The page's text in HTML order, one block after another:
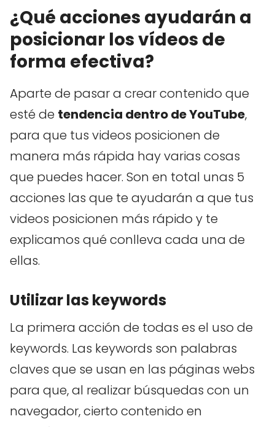
¿Qué acciones ayudarán a
posicionar los vídeos de
forma efectiva?
Aparte de pasar a crear contenido que
esté de tendencia dentro de YouTube,
para que tus videos posicionen de
manera más rápida hay varias cosas
que puedes hacer. Son en total unas 5
acciones las que te ayudarán a que tus
videos posicionen más rápido y te
explicamos qué conlleva cada una de
ellas.
Utilizar las keywords
La primera acción de todas es el uso de
keywords. Las keywords son palabras
claves que se usan en las páginas webs
para que, al realizar búsquedas con un
navegador, cierto contenido en